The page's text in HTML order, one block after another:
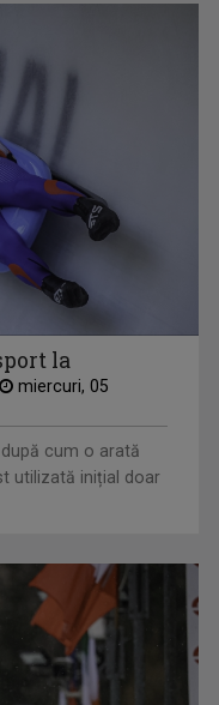
la
miercuri, 05
cum o arată
utilizată inițial doar